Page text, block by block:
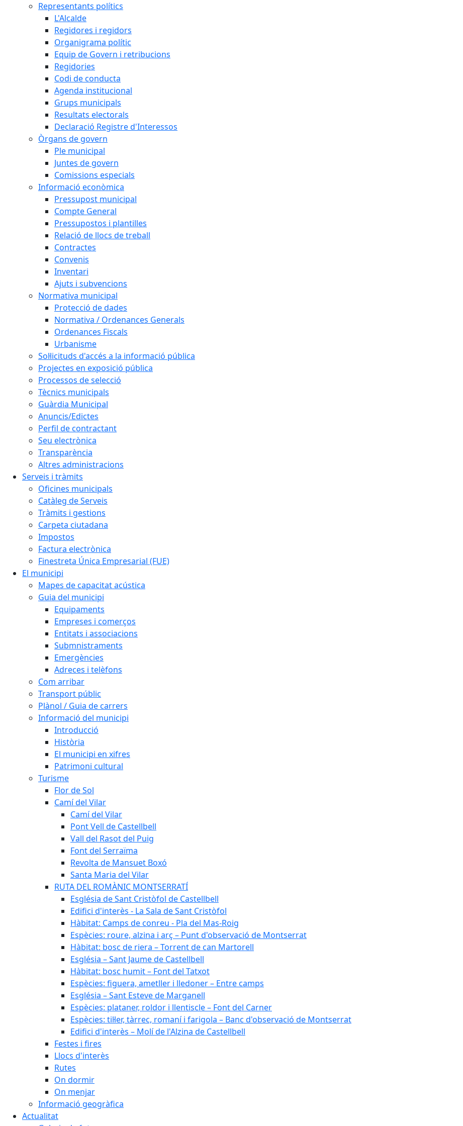
Representants polítics
L'Alcalde
Regidores i regidors
Organigrama polític
Equip de Govern i retribucions
Regidories
Codi de conducta
Agenda institucional
Grups municipals
Resultats electorals
Declaració Registre d'Interessos
Òrgans de govern
Ple municipal
Juntes de govern
Comissions especials
Informació econòmica
Pressupost municipal
Compte General
Pressupostos i plantilles
Relació de llocs de treball
Contractes
Convenis
Inventari
Ajuts i subvencions
Normativa municipal
Protecció de dades
Normativa / Ordenances Generals
Ordenances Fiscals
Urbanisme
Sol·licituds d'accés a la informació pública
Projectes en exposició pública
Processos de selecció
Tècnics municipals
Guàrdia Municipal
Anuncis/Edictes
Perfil de contractant
Seu electrònica
Transparència
Altres administracions
Serveis i tràmits
Oficines municipals
Catàleg de Serveis
Tràmits i gestions
Carpeta ciutadana
Impostos
Factura electrònica
Finestreta Única Empresarial (FUE)
El municipi
Mapes de capacitat acústica
Guia del municipi
Equipaments
Empreses i comerços
Entitats i associacions
Submnistraments
Emergències
Adreces i telèfons
Com arribar
Transport públic
Plànol / Guia de carrers
Informació del municipi
Introducció
Història
El municipi en xifres
Patrimoni cultural
Turisme
Flor de Sol
Camí del Vilar
Camí del Vilar
Pont Vell de Castellbell
Vall del Rasot del Puig
Font del Serraïma
Revolta de Mansuet Boxó
Santa Maria del Vilar
RUTA DEL ROMÀNIC MONTSERRATÍ
Església de Sant Cristòfol de Castellbell
Edifici d'interès - La Sala de Sant Cristòfol
Hàbitat: Camps de conreu - Pla del Mas-Roig
Espècies: roure, alzina i arç – Punt d'observació de Montserrat
Hàbitat: bosc de riera – Torrent de can Martorell
Església – Sant Jaume de Castellbell
Hàbitat: bosc humit – Font del Tatxot
Espècies: figuera, ametller i lledoner – Entre camps
Església – Sant Esteve de Marganell
Espècies: plataner, roldor i llentiscle – Font del Carner
Espècies: til·ler, tàrrec, romaní i farigola – Banc d'observació de Montserrat
Edifici d'interès – Molí de l'Alzina de Castellbell
Festes i fires
Llocs d'interès
Rutes
On dormir
On menjar
Informació geogràfica
Actualitat